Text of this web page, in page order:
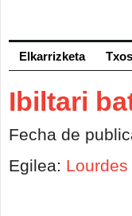
Elkarrizketa
Ibiltari
Fecha de
Egilea: